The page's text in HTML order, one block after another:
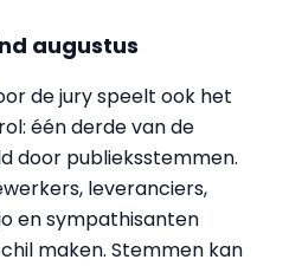
augustus
de jury speelt ook het
één derde van de
door publieksstemmen.
leveranciers,
en sympathisanten
maken. Stemmen kan